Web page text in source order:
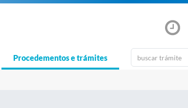
Procedementos e trámites